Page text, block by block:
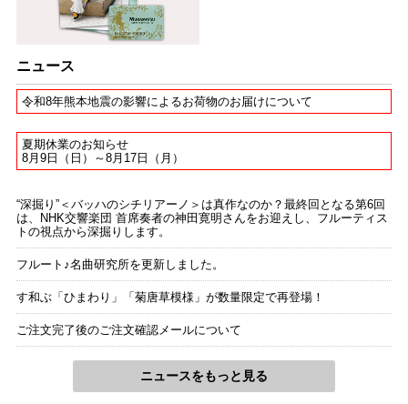
ニュース
令和8年熊本地震の影響によるお荷物のお届けについて
夏期休業のお知らせ
8月9日（日）～8月17日（月）
“深掘り”＜バッハのシチリアーノ＞は真作なのか？最終回となる第6回
は、NHK交響楽団 首席奏者の神田寛明さんをお迎えし、フルーティス
トの視点から深掘りします。
フルート♪名曲研究所を更新しました。
す和ぶ「ひまわり」「菊唐草模様」が数量限定で再登場！
ご注文完了後のご注文確認メールについて
ニュースをもっと見る